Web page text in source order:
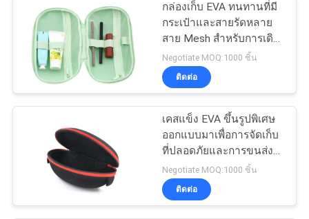
กระเป๋าซิปธนาคาร
ถุงล้างเครื่องสำอาง
23
กล่องเก็บ EVA ทนทานที่มี
กระเป๋าและสายรัดหลาย
สาย Mesh สําหรับการเดิน
ทางที่จัดและการป้องกัน
อุปกรณ์มืออาชีพ
Negotiate MOQ:1000 ชิ้น
ติดต่อ
เคสแข็ง EVA ขึ้นรูปพิเศษ
ออกแบบมาเพื่อการจัดเก็บ
ที่ปลอดภัยและการขนส่ง
อุปกรณ์มืออาชีพและ
อุปกรณ์อิเล็กทรอนิกส์อย่าง
ปลอดภัย
Negotiate MOQ:1000 ชิ้น
ติดต่อ